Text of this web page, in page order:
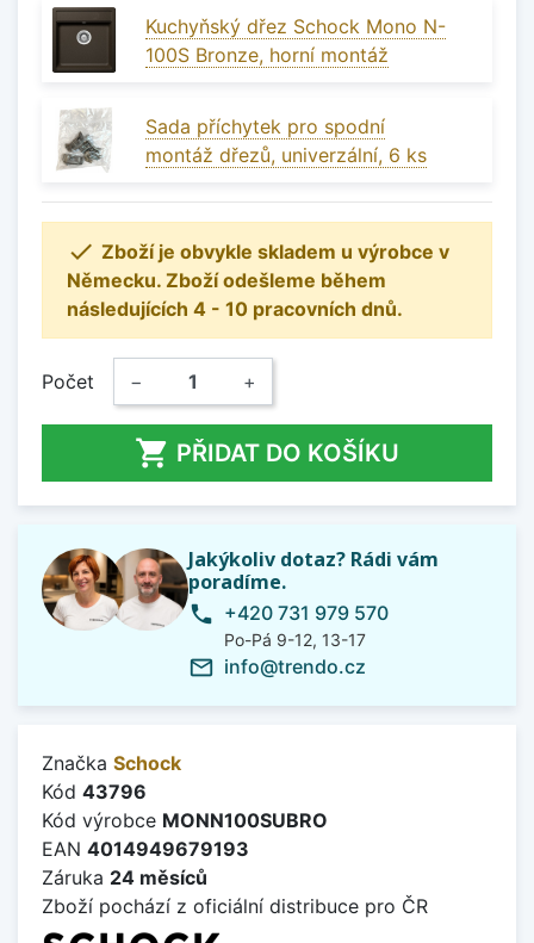
Kuchyňský dřez Schock Mono N-
100S Bronze, horní montáž
Sada příchytek pro spodní
montáž dřezů, univerzální, 6 ks
 Zboží je obvykle skladem u výrobce v
Německu. Zboží odešleme během
následujících 4 - 10 pracovních dnů.
Počet − +
 PŘIDAT DO KOŠÍKU
Jakýkoliv dotaz? Rádi vám
poradíme.
phone +420 731 979 570
Po-Pá 9-12, 13-17
mail_outline info@trendo.cz
Značka Schock
Kód 43796
Kód výrobce MONN100SUBRO
EAN 4014949679193
Záruka 24 měsíců
Zboží pochází z oficiální distribuce pro ČR